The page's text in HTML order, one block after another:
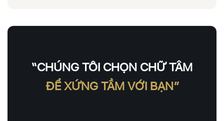
“CHÚNG TÔI CHỌN CHỮ TÂM
ĐỂ XỨNG TẦM VỚI BẠN”